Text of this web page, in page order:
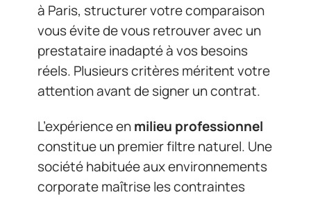
à Paris, structurer votre comparaison
vous évite de vous retrouver avec un
prestataire inadapté à vos besoins
réels. Plusieurs critères méritent votre
attention avant de signer un contrat.
L’expérience enmilieu professionnel
constitue un premier filtre naturel. Une
société habituée aux environnements
corporate maîtrise les contraintes